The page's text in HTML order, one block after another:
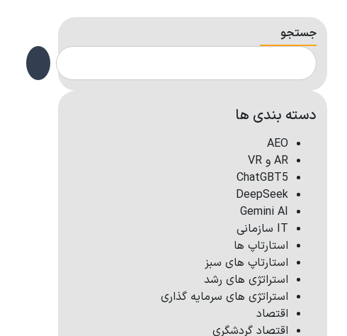
جستجو
دسته بندی ها
AEO
AR و VR
ChatGBT5
DeepSeek
Gemini AI
IT سازمانی
استارتاپ ها
استارتاپ های سبز
استراتژی های رشد
استراتژی های سرمایه گذاری
اقتصاد
اقتصاد گردشگری